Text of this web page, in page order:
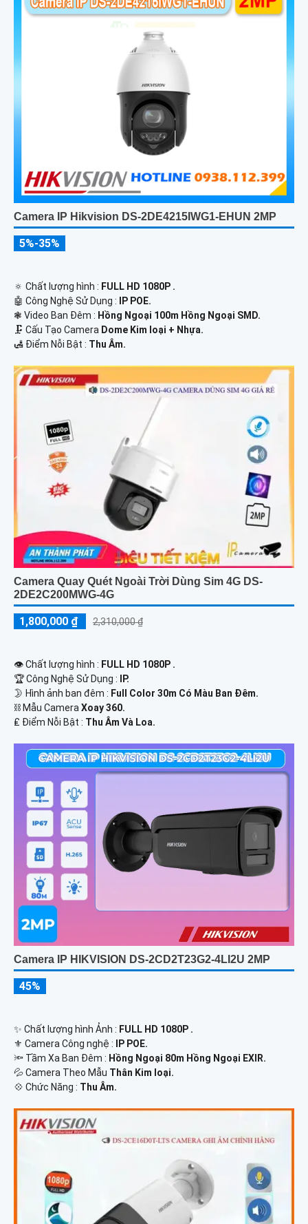
Camera IP Hikvision DS-2DE4215IWG1-EHUN 2MP
5%-35%
🔅 Chất lượng hình : FULL HD 1080P .
🤖️ Công Nghệ Sử Dụng :
IP POE.
❃ Video Ban Đêm : Hồng Ngoại 100m Hồng Ngoại SMD.
🗜️ Cấu Tạo Camera Dome Kim loại + Nhựa.
️🛃 Điểm Nỗi Bật : Thu Âm.
Camera Quay Quét Ngoài Trời Dùng Sim 4G DS-
2DE2C200MWG-4G
1,800,000 ₫ 2,310,000 ₫
👁 Chất lượng hình : FULL HD 1080P .
🏆 Công Nghệ Sử Dụng :
IP.
🌛 Hình ảnh ban đêm : Full Color 30m Có Màu Ban Ðêm.
⛓ Mẫu Camera Xoay 360.
️₤ Điểm Nỗi Bật : Thu Âm Và Loa.
Camera IP HIKVISION DS-2CD2T23G2-4LI2U 2MP
45%
✨ Chất lượng hình Ảnh : FULL HD 1080P .
⚜️ Camera Công nghệ :
IP POE.
🔦 Tầm Xa Ban Đêm : Hồng Ngoại 80m Hồng Ngoại EXIR.
💦 Camera Theo Mẫu Thân Kim loại.
️💠 Chức Năng : Thu Âm.